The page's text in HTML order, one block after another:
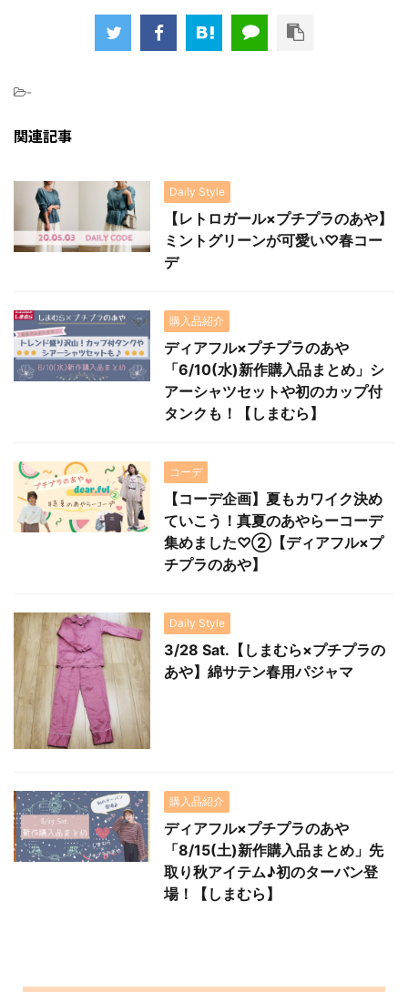
-
関連記事
Daily Style
【レトロガール×プチプラのあや】
ミントグリーンが可愛い♡春コー
デ
購入品紹介
ディアフル×プチプラのあや
「6/10(水)新作購入品まとめ」シ
アーシャツセットや初のカップ付
タンクも！【しまむら】
コーデ
【コーデ企画】夏もカワイク決め
ていこう！真夏のあやらーコーデ
集めました♡②【ディアフル×プ
チプラのあや】
Daily Style
3/28 Sat.【しまむら×プチプラの
あや】綿サテン春用パジャマ
購入品紹介
ディアフル×プチプラのあや
「8/15(土)新作購入品まとめ」先
取り秋アイテム♪初のターバン登
場！【しまむら】